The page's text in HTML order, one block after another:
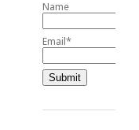
Name
Email*